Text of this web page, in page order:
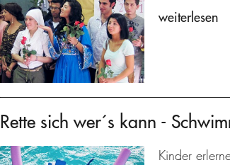
weiterlesen
Rette sich wer´s kann -
Kinder